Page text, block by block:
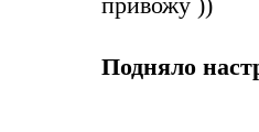
привожу ))
Подняло